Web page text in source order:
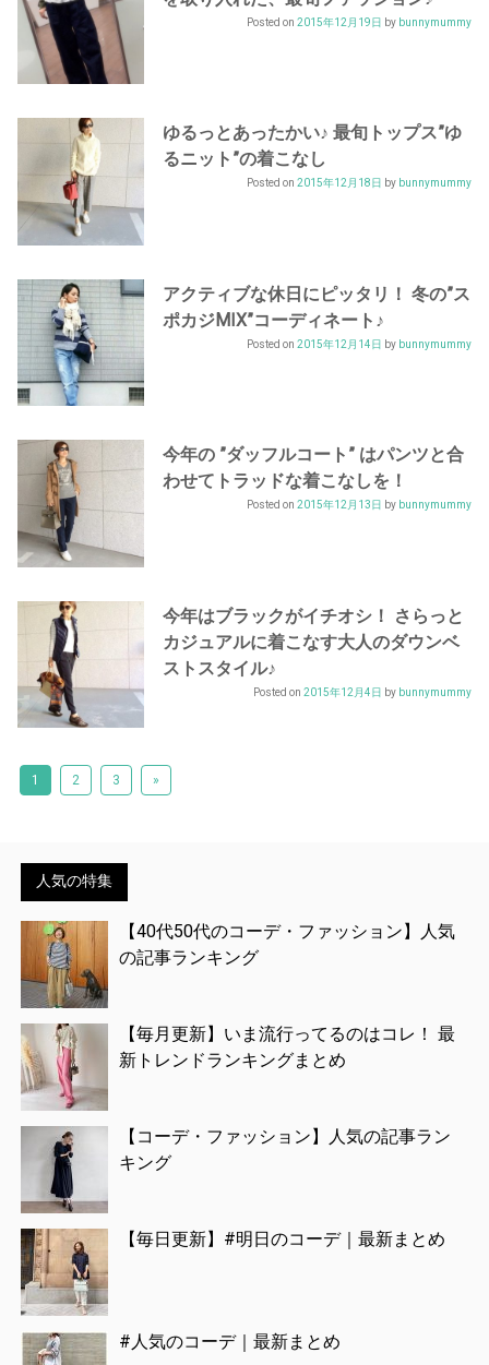
Posted on 2015年12月19日 by bunnymummy
ゆるっとあったかい♪ 最旬トップス”ゆ
るニット”の着こなし
Posted on 2015年12月18日 by bunnymummy
アクティブな休日にピッタリ！ 冬の”ス
ポカジMIX”コーディネート♪
Posted on 2015年12月14日 by bunnymummy
今年の ”ダッフルコート” はパンツと合
わせてトラッドな着こなしを！
Posted on 2015年12月13日 by bunnymummy
今年はブラックがイチオシ！ さらっと
カジュアルに着こなす大人のダウンベ
ストスタイル♪
Posted on 2015年12月4日 by bunnymummy
1 2 3 »
人気の特集
【40代50代のコーデ・ファッション】人気
の記事ランキング
【毎月更新】いま流行ってるのはコレ！ 最
新トレンドランキングまとめ
【コーデ・ファッション】人気の記事ラン
キング
【毎日更新】#明日のコーデ｜最新まとめ
#人気のコーデ｜最新まとめ